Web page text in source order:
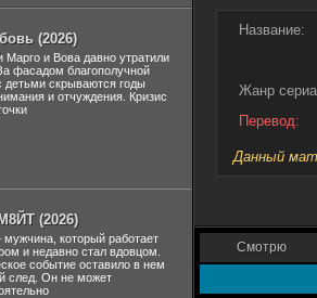
Название:
Жанр
Перевод:
Данный
Смотрю
(2026)
Марго и Вова давно утратили
фасадом благополучной
детьми скрываются годы
и отчуждения. Кризис
(2026)
мужчина, который работает
и недавно стал вдовцом.
событие оставило в нем
след. Он не может